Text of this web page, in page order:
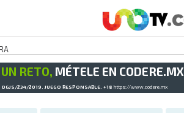
RETO, MÉTELE EN CODERE.MX
234/2019. JUEGO RESPONSABLE. +18 https://www.codere.mx